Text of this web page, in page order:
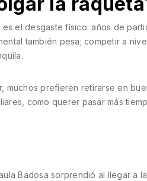
el desgaste físico: años de
también pesa; competir a
muchos prefieren retirarse en
como querer pasar más
Badosa sorprendió al llegar a